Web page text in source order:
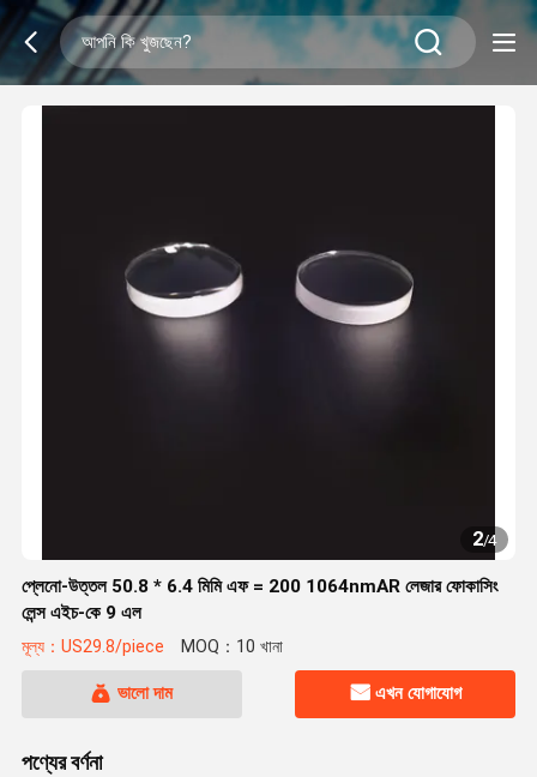
2/4
প্লেনো-উত্তল 50.8 * 6.4 মিমি এফ = 200 1064nmAR লেজার ফোকাসিং
লেন্স এইচ-কে 9 এল
মূল্য：US29.8/piece MOQ：10 খানা
ভালো দাম এখন যোগাযোগ
পণ্যের বর্ণনা